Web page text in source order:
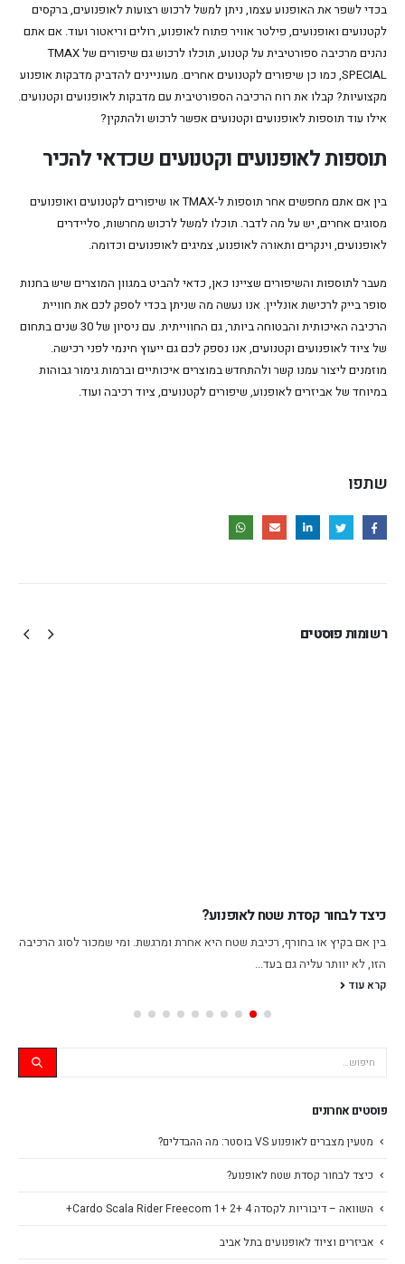
בכדי לשפר את האופנוע עצמו, ניתן למשל לרכוש רצועות לאופנועים, ברקסים
לקטנועים ואופנועים, פילטר אוויר פתוח לאופנוע, רולים וריאטור ועוד. אם אתם
נהנים מרכיבה ספורטיבית על קטנוע, תוכלו לרכוש גם שיפורים של TMAX
SPECIAL, כמו כן שיפורים לקטנועים אחרים. מעוניינים להדביק מדבקות אופנוע
מקצועיות? קבלו את רוח הרכיבה הספורטיבית עם מדבקות לאופנועים וקטנועים.
אילו עוד תוספות לאופנועים וקטנועים אפשר לרכוש ולהתקין?
תוספות לאופנועים וקטנועים שכדאי להכיר
בין אם אתם מחפשים אחר תוספות ל-TMAX או שיפורים לקטנועים ואופנועים
מסוגים אחרים, יש על מה לדבר. תוכלו למשל לרכוש מחרשות, סליידרים
לאופנועים, וינקרים ותאורה לאופנוע, צמיגים לאופנועים וכדומה.
מעבר לתוספות והשיפורים שציינו כאן, כדאי להביט במגוון המוצרים שיש בחנות
סופר בייק לרכישת אונליין. אנו נעשה מה שניתן בכדי לספק לכם את חוויית
הרכיבה האיכותית והבטוחה ביותר, גם החווייתית. עם ניסיון של 30 שנים בתחום
של ציוד לאופנועים וקטנועים, אנו נספק לכם גם ייעוץ חינמי לפני רכישה.
מוזמנים ליצור עמנו קשר ולהתחדש במוצרים איכותיים וברמות גימור גבוהות
במיוחד של אביזרים לאופנוע, שיפורים לקטנועים, ציוד רכיבה ועוד.
שתפו
רשומותפוסטים
כיצד לבחור קסדת שטח לאופנוע?
בין אם בקיץ או בחורף, רכיבת שטח היא אחרת ומרגשת. ומי שמכור לסוג הרכיבה
הזו, לא יוותר עליה גם בעד...
קרא עוד
פוסטים אחרונים
מטעין מצברים לאופנוע VS בוסטר: מה ההבדלים?
כיצד לבחור קסדת שטח לאופנוע?
השוואה – דיבוריות לקסדה Cardo Scala Rider Freecom 1+ 2+ 4+
אביזרים וציוד לאופנועים בתל אביב